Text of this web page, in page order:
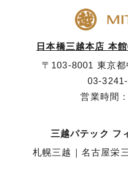
日本橋三越本店 本
〒103-8001 東京
03-
営業時間
三越パテック フ
札幌三越 ｜ 名古屋栄